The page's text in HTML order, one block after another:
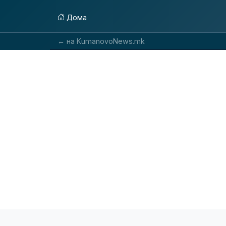
Дома
← на KumanovoNews.mk